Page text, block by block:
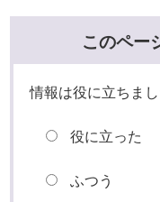
このペー
情報は役に立ちまし
役に立った
ふつう